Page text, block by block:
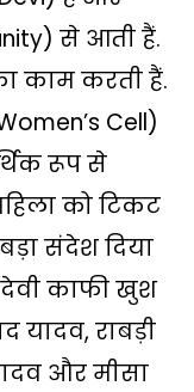
से आती हैं.
काम करती हैं.
Cell)
रूप से
को टिकट
संदेश दिया
काफी खुश
यादव, राबड़ी
और मीसा